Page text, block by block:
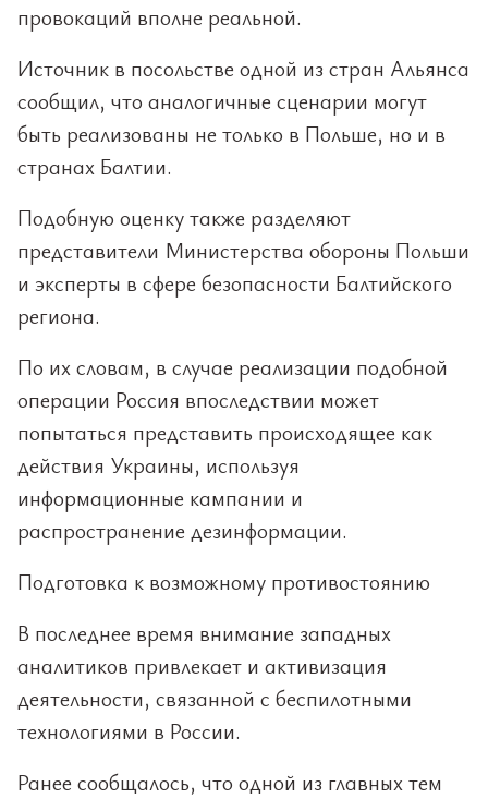
провокаций вполне реальной.
Источник в посольстве одной из стран Альянса
сообщил, что аналогичные сценарии могут
быть реализованы не только в Польше, но и в
странах Балтии.
Подобную оценку также разделяют
представители Министерства обороны Польши
и эксперты в сфере безопасности Балтийского
региона.
По их словам, в случае реализации подобной
операции Россия впоследствии может
попытаться представить происходящее как
действия Украины, используя
информационные кампании и
распространение дезинформации.
Подготовка к возможному противостоянию
В последнее время внимание западных
аналитиков привлекает и активизация
деятельности, связанной с беспилотными
технологиями в России.
Ранее сообщалось, что одной из главных тем